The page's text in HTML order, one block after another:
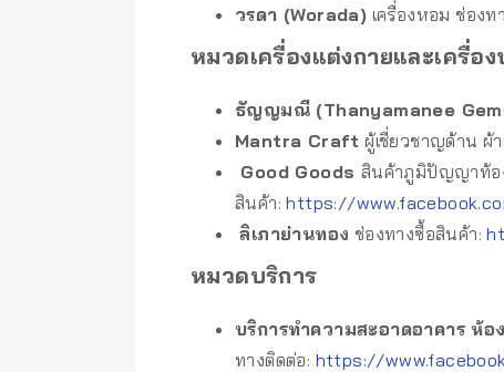
วรดา (Worada) เครื่องหอม ช่องท
หมวดเครื่องแต่งกายและเครื่อ
ธัญญมณี (Thanyamanee
Mantra Craft ผู้เชี่ยวชาญด้าน ผ้
Good Goods สินค้าภูมิปัญญาท้อง
สินค้า:https://
ลิเภาย่านทอง ช่องทางซื้อสินค้า:
หมวดบริการ
บริการทำความสะอาดอาคาร ห้อ
ทางติดต่อ: https://